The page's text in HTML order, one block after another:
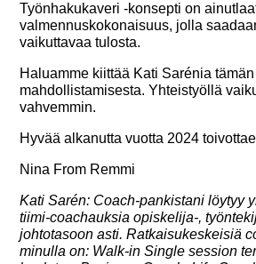
Työnhakukaveri -konsepti on
valmennuskokonaisuus, jolla
vaikuttavaa tulosta.
Haluamme kiittää Kati Sarénia
mahdollistamisesta. Yhteistyöllä
vahvemmin.
Hyvää alkanutta vuotta 2024
Nina From Remmi
Kati Sarén: Coach-pankistani löytyy
tiimi-coachauksia opiskelija-,
johtotasoon asti. Ratkaisukeskeisiä
minulla on: Walk-in Single session